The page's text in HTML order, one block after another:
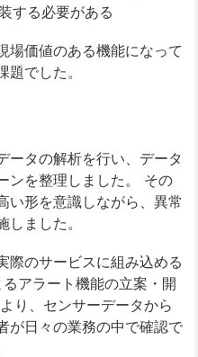
する必要がある
場価値のある機能になって
でした。
ータの解析を行い、データ
ンを整理しました。 その
い形を意識しながら、異常
ました。
際のサービスに組み込める
アラート機能の立案・開
り、センサーデータから
が日々の業務の中で確認で